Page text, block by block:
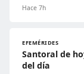
Hace 7h
EFEMÉRIDES
Santoral de
del día